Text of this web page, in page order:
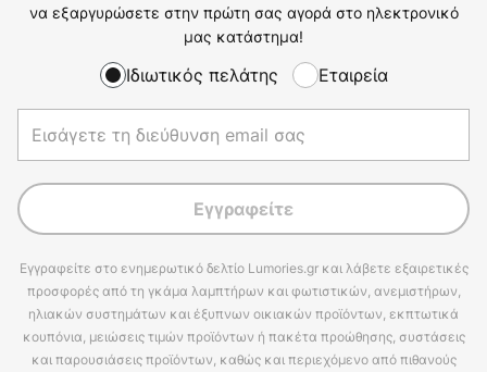
να εξαργυρώσετε στην πρώτη σας αγορά στο ηλεκτρονικό
μας κατάστημα!
Ιδιωτικός πελάτης Εταιρεία
Εγγραφείτε
Εγγραφείτε στο ενημερωτικό δελτίο Lumories.gr και λάβετε εξαιρετικές
προσφορές από τη γκάμα λαμπτήρων και φωτιστικών, ανεμιστήρων,
ηλιακών συστημάτων και έξυπνων οικιακών προϊόντων, εκπτωτικά
κουπόνια, μειώσεις τιμών προϊόντων ή πακέτα προώθησης, συστάσεις
και παρουσιάσεις προϊόντων, καθώς και περιεχόμενο από πιθανούς